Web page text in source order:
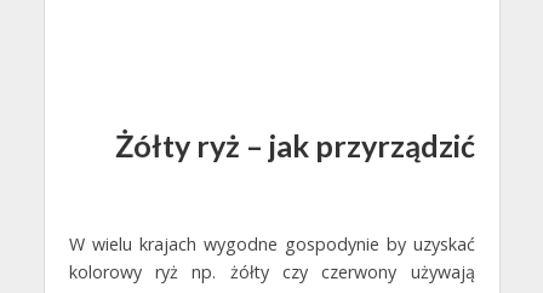
Żółty ryż – jak przyrządzić
W wielu krajach wygodne gospodynie by uzyskać
kolorowy ryż np. żółty czy czerwony używają